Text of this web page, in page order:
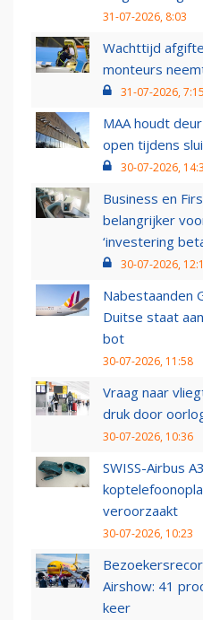
31-07-2026, 8:03
Wachttijd
monteurs
31-07-2026, 7:15
MAA houdt
open tijdens
30-07-2026,
Business en
belangrijker
‘investering
30-07-2026,
Nabestaanden
Duitse staat
bot
30-07-2026, 11:58
Vraag naar
druk door
30-07-2026, 10:36
SWISS-Airbus
veroorzaakt
30-07-2026, 10:23
Airshow: 41
keer